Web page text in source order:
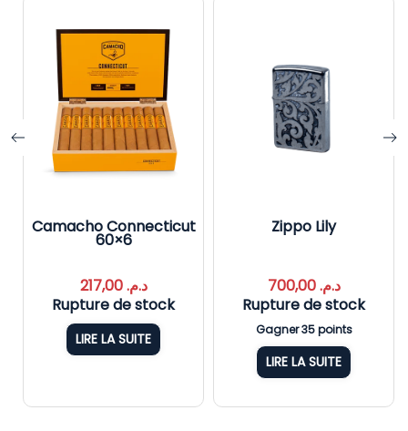
Camacho Connecticut
60×6
د.م.217,00
Rupture de stock
LIRE LA SUITE
Zippo Lily
د.م.700,00
Rupture de stock
Gagner 35 points
LIRE LA SUITE